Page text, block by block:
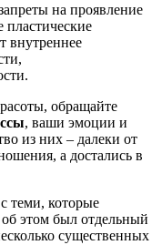
на проявление
пластические
внутреннее
обращайте
, ваши эмоции и
из них – далеки от
а достались в
теми, которые
этом был отдельный
существенных